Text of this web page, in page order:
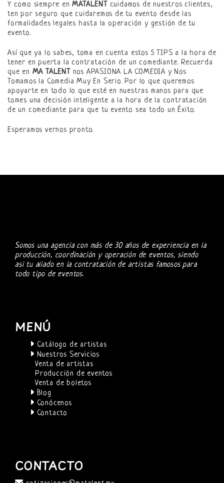
Y como siempre enMATALENT cuidamos de nuestros clientes,
ten por seguro que cuidaremos de tu evento desde las
formalidades legales hasta la operación y gestión de tu
evento.
Así que ya lo sabes, toma en cuenta estos 5 TIPS a la hora de
tener en puerta la contratación de un comediante. Recuerda
que en MA TALENT nos APASIONA LA COMEDIA y Nos
Tomamos la Comedia Muy En Serio. Por lo que queremos
apoyarte en todo lo que esté en nuestras manos para que
tomes una decisión inteligente a la hora de la contratación
de un comediante para que tu evento sea todo un Éxito.
Esperamos vernos pronto.
Somos una agencia con más de 30 años de experiencia en la
producción, coordinación y operación de eventos, siendo
asi tu aliado en la contratación de artistas famosos para
todo tipo de eventos.
MENÚ
Catálogo de artistas
Nuestros Servicios
Venta de artistas
Producción de eventos
Venta de boletos
Blog
Conócenos
Contacto
CONTACTO